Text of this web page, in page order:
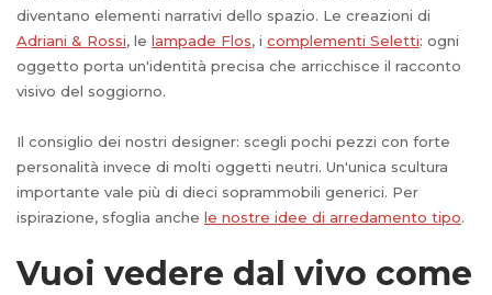
diventano elementi narrativi dello spazio. Le creazioni di
Adriani & Rossi, le lampade Flos, i complementi Seletti: ogni
oggetto porta un'identità precisa che arricchisce il racconto
visivo del soggiorno.
Il consiglio dei nostri designer: scegli pochi pezzi con forte
personalità invece di molti oggetti neutri. Un'unica scultura
importante vale più di dieci soprammobili generici. Per
ispirazione, sfoglia anche le nostre idee di arredamento tipo.
Vuoi vedere dal vivo come